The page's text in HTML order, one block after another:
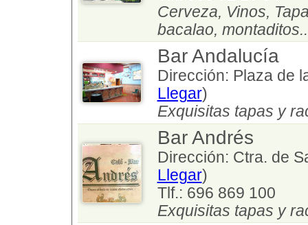
Cerveza, Vinos,
bacalao,
Bar Andalucía
Dirección: Plaza de
Llegar)
Exquisitas tapas y
Bar Andrés
Dirección: Ctra. de
Llegar)
Tlf.: 696 869 100
Exquisitas tapas y